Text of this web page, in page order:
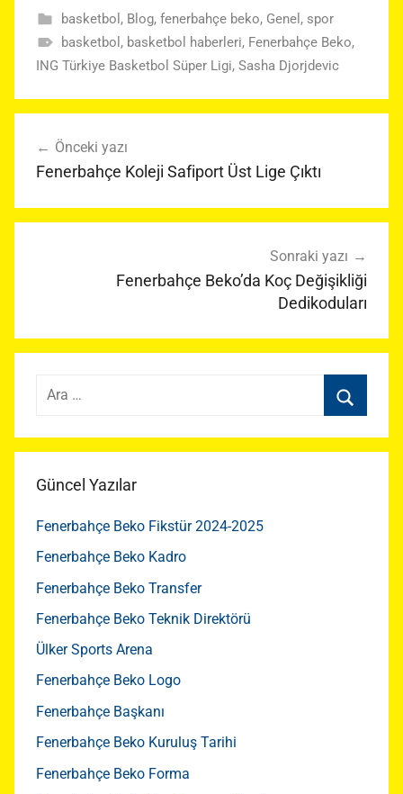
basketbol , Blog, fenerbahçe beko, Genel , spor
basketbol , basketbol haberleri, Fenerbahçe Beko,
ING Türkiye Basketbol Süper Ligi, Sasha Djorjdevic
gezinmesi
Önceki yazı
Fenerbahçe Koleji Safiport Üst Lige Çıktı
Sonraki yazı
Fenerbahçe Beko’da Koç Değişikliği
Dedikoduları
Arama:
Güncel Yazılar
Fenerbahçe Beko Fikstür 2024-2025
Fenerbahçe Beko Kadro
Fenerbahçe Beko Transfer
Fenerbahçe Beko Teknik Direktörü
Ülker Sports Arena
Fenerbahçe Beko Logo
Fenerbahçe Başkanı
Fenerbahçe Beko Kuruluş Tarihi
Fenerbahçe Beko Forma